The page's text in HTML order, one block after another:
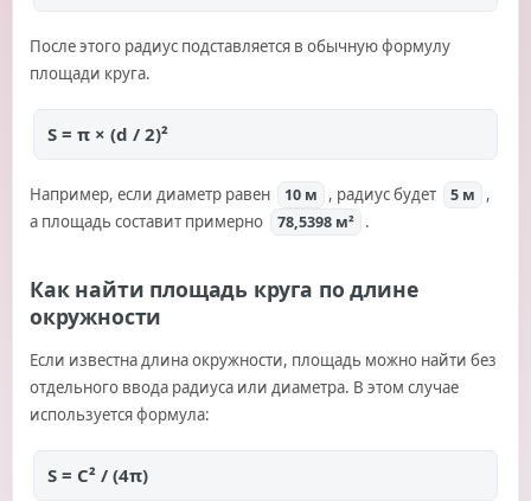
После этого радиус подставляется в обычную формулу
площади круга.
S = π × (d / 2)²
Например, если диаметр равен 10 м , радиус будет 5 м
,
а площадь составит примерно
78,5398 м² .
Как найти площадь круга по длине
окружности
Если известна длина окружности, площадь можно найти без
отдельного ввода радиуса или диаметра. В этом случае
используется формула:
S = C² / (4π)